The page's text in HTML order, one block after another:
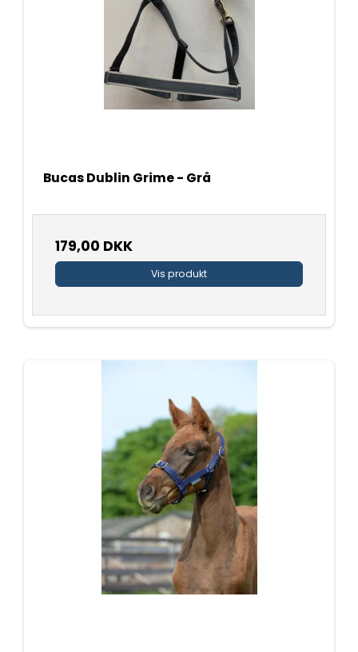
Bucas Dublin Grime - Grå
179,00 DKK
Vis produkt